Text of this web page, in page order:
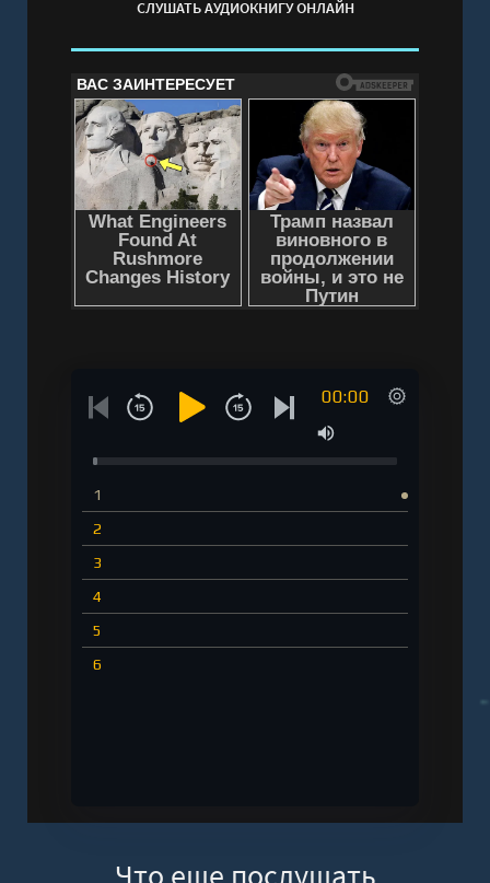
здоровячков" онлайн бесплатно без
регистрации - полная версия
СЛУШАТЬ АУДИОКНИГУ ОНЛАЙН
00:00
1
2
3
4
5
6